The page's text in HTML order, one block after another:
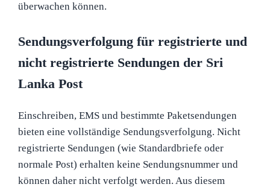
überwachen können.
Sendungsverfolgung für registrierte und
nicht registrierte Sendungen der Sri
Lanka Post
Einschreiben, EMS und bestimmte Paketsendungen
bieten eine vollständige Sendungsverfolgung. Nicht
registrierte Sendungen (wie Standardbriefe oder
normale Post) erhalten keine Sendungsnummer und
können daher nicht verfolgt werden. Aus diesem